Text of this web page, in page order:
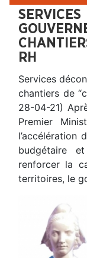
RH
Services
chantiers de
28-04-21)
Premier
l’accélération
budgétaire
renforcer la
territoires, le